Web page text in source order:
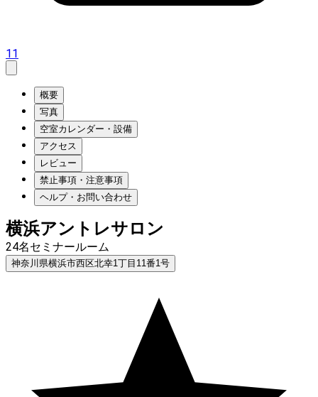
11
概要
写真
空室カレンダー・設備
アクセス
レビュー
禁止事項・注意事項
ヘルプ・お問い合わせ
横浜アントレサロン
24名セミナールーム
神奈川県横浜市西区北幸1丁目11番1号